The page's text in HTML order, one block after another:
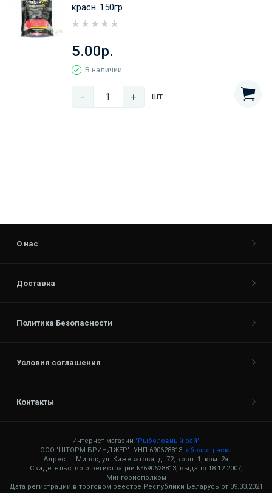
красн..150гр
5.00р.
В наличии
- + шт
О нас
Доставка
Политика Безопасности
Условия соглашения
Контакты
Интернет-магазин "Рыболовный рай"
ООО "ШТОРМ БРИНДЖЕР", УНП 690628813, образец чека
Адрес: г. Минск, ул. Кижеватова, д. 72, корп. 1, ком. 2а
Свидетельство о регистрации №690628813, выдано 18.12.2007,
Мингорисполком
Дата регистрации в торговом реестре Республики Беларусь от 09.03.2021